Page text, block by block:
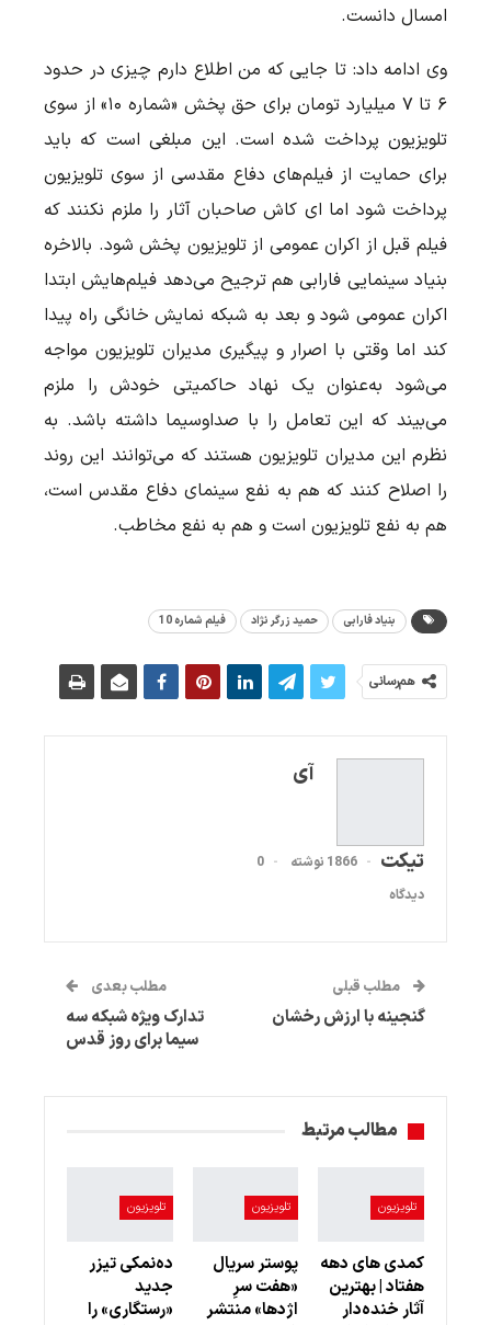
امسال دانست.
وی ادامه داد: تا جایی که من اطلاع دارم چیزی در حدود
۶ تا ۷ میلیارد تومان برای حق پخش «شماره ۱۰» از سوی
تلویزیون پرداخت شده است. این مبلغی است که باید
برای حمایت از فیلم‌های دفاع مقدسی از سوی تلویزیون
پرداخت شود اما ای کاش صاحبان آثار را ملزم نکنند که
فیلم قبل از اکران عمومی از تلویزیون پخش شود. بالاخره
بنیاد سینمایی فارابی هم ترجیح می‌دهد فیلم‌هایش ابتدا
اکران عمومی شود و بعد به شبکه نمایش خانگی راه پیدا
کند اما وقتی با اصرار و پیگیری مدیران تلویزیون مواجه
می‌شود به‌عنوان یک نهاد حاکمیتی خودش را ملزم
می‌بیند که این تعامل را با صداوسیما داشته باشد. به
نظرم این مدیران تلویزیون هستند که می‌توانند این روند
را اصلاح کنند که هم به نفع سینمای دفاع مقدس است،
هم به نفع تلویزیون است و هم به نفع مخاطب.
بنیاد فارابی حمید زرگر نژاد فیلم شماره 10
هم‌رسانی
آی
تیکت 1866 نوشته
0
دیدگاه
مطلب قبلی
گنجینه‌ با ارزش رخشان
مطلب بعدی
تدارک ویژه شبکه سه
سیما برای روز قدس
مطالب مرتبط
تلویزیون
کمدی های دهه
هفتاد | بهترین
آثار خنده‌دار
تلویزیون
پوستر سریال
«هفت سرِ
اژدها» منتشر
تلویزیون
ده‌نمکی تیزر
جدید
«رستگاری» را